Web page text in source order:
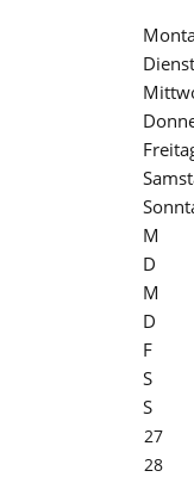
M
D
M
D
F
S
S
27
28